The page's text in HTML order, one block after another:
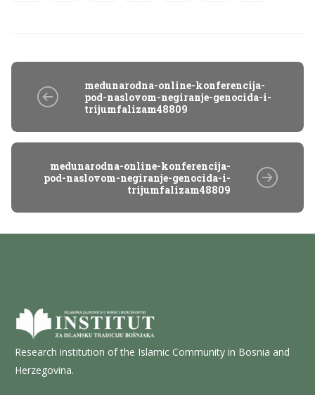
medunarodna-online-konferencija-
pod-naslovom-negiranje-genocida-i-
trijumfalizam48809
medunarodna-online-konferencija-
pod-naslovom-negiranje-genocida-i-
trijumfalizam48809
Research institution of the Islamic Community in Bosnia and
Herzegovina.